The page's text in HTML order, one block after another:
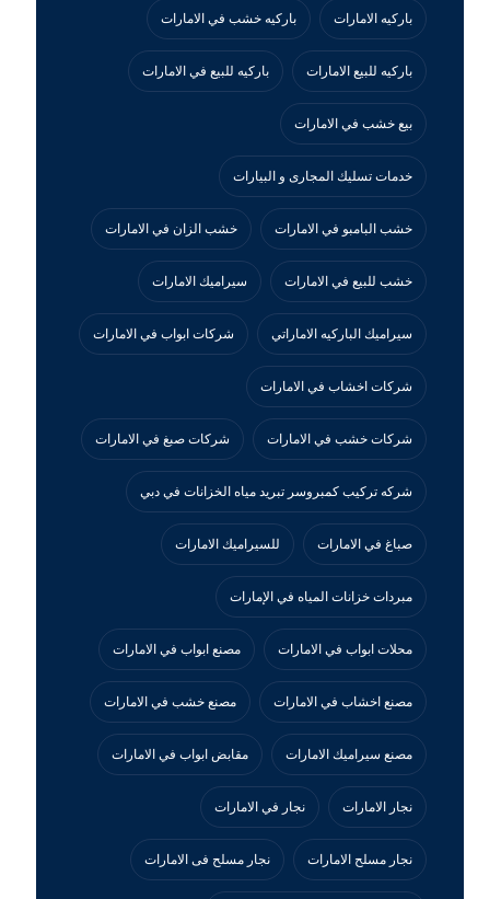
باركيه الامارات باركيه خشب في الامارات
باركيه للبيع الامارات باركيه للبيع في الامارات
بيع خشب في الامارات
خدمات تسليك المجارى و البيارات
خشب البامبو في الامارات خشب الزان في الامارات
خشب للبيع في الامارات سيراميك الامارات
سيراميك الباركيه الاماراتي شركات ابواب في الامارات
شركات اخشاب في الامارات
شركات خشب في الامارات شركات صبغ في الامارات
شركه تركيب كمبروسر تبريد مياه الخزانات في دبي
صباغ في الامارات للسيراميك الامارات
مبردات خزانات المياه في الإمارات
محلات ابواب في الامارات مصنع ابواب في الامارات
مصنع اخشاب في الامارات مصنع خشب في الامارات
مصنع سيراميك الامارات مقابض ابواب في الامارات
نجار الامارات نجار في الامارات
نجار مسلح الامارات نجار مسلح فى الامارات